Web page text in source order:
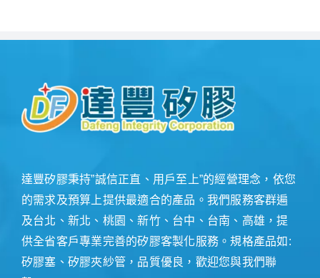
達豐矽膠秉持”誠信正直、用戶至上”的經營理念，依您
的需求及預算上提供最適合的產品。我們服務客群遍
及台北、新北、桃園、新竹、台中、台南、高雄，提
供全省客戶專業完善的矽膠客製化服務。規格產品如:
矽膠塞、矽膠夾紗管，品質優良，歡迎您與我們聯